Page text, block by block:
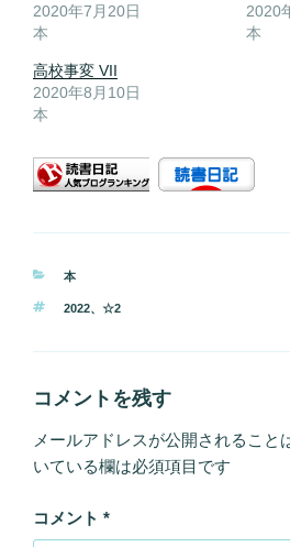
2020年7月20日
本
2020
本
高校事変 VII
2020年8月10日
本
カ
ゴ
ー
本
タ
2022、 ☆2
コメントを残す
メールアドレスが公開されること
いている欄は必須項目です
コメント *